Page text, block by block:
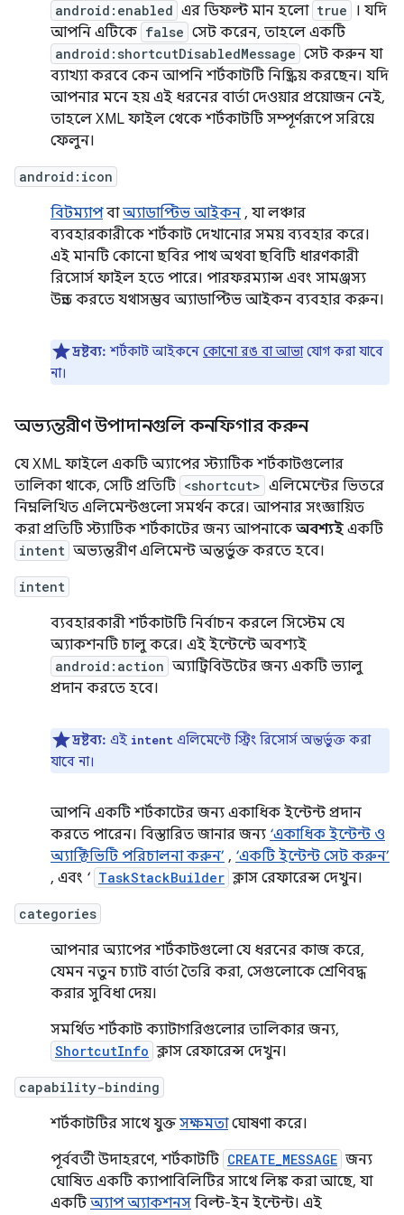
android:enabled এর ডিফল্ট মান হলো true
। যদি
আপনি এটিকে false সেট করেন, তাহলে একটি
android:shortcutDisabledMessage সেট করুন যা
ব্যাখ্যা করবে কেন আপনি শর্টকাটটি নিষ্ক্রিয় করছেন। যদি
আপনার মনে হয় এই ধরনের বার্তা দেওয়ার প্রয়োজন নেই,
তাহলে XML ফাইল থেকে শর্টকাটটি সম্পূর্ণরূপে সরিয়ে
ফেলুন।
android:icon
বিটম্যাপবাঅ্যাডাপ্টিভ আইকন , যা লঞ্চার
ব্যবহারকারীকে শর্টকাট দেখানোর সময় ব্যবহার করে।
এই মানটি কোনো ছবির পাথ অথবা ছবিটি ধারণকারী
রিসোর্স ফাইল হতে পারে। পারফরম্যান্স এবং সামঞ্জস্য
উন্নত করতে যথাসম্ভব অ্যাডাপ্টিভ আইকন ব্যবহার করুন।
দ্রষ্টব্য: শর্টকাট আইকনে কোনো রঙ বা আভাযোগ করা যাবে
না।
অভ্যন্তরীণ উপাদানগুলি কনফিগার করুন
যে XML ফাইলে একটি অ্যাপের স্ট্যাটিক শর্টকাটগুলোর
তালিকা থাকে, সেটি প্রতিটি <shortcut> এলিমেন্টের ভিতরে
নিম্নলিখিত এলিমেন্টগুলো সমর্থন করে। আপনার সংজ্ঞায়িত
করা প্রতিটি স্ট্যাটিক শর্টকাটের জন্য আপনাকে অবশ্যই একটি
intent অভ্যন্তরীণ এলিমেন্ট অন্তর্ভুক্ত করতে হবে।
intent
ব্যবহারকারী শর্টকাটটি নির্বাচন করলে সিস্টেম যে
অ্যাকশনটি চালু করে। এই ইন্টেন্টে অবশ্যই
android:action অ্যাট্রিবিউটের জন্য একটি ভ্যালু
প্রদান করতে হবে।
দ্রষ্টব্য: এই intent এলিমেন্টে স্ট্রিং রিসোর্স অন্তর্ভুক্ত করা
যাবে না।
আপনি একটি শর্টকাটের জন্য একাধিক ইন্টেন্ট প্রদান
করতে পারেন। বিস্তারিত জানার জন্য ‘একাধিক ইন্টেন্ট ও
অ্যাক্টিভিটি পরিচালনা করুন’ , ‘একটি ইন্টেন্ট সেট করুন’
, এবং ‘ TaskStackBuilder ক্লাস রেফারেন্স দেখুন।
categories
আপনার অ্যাপের শর্টকাটগুলো যে ধরনের কাজ করে,
যেমন নতুন চ্যাট বার্তা তৈরি করা, সেগুলোকে শ্রেণিবদ্ধ
করার সুবিধা দেয়।
সমর্থিত শর্টকাট ক্যাটাগরিগুলোর তালিকার জন্য,
ShortcutInfo ক্লাস রেফারেন্স দেখুন।
capability-binding
শর্টকাটটির সাথে যুক্তসক্ষমতাঘোষণা করে।
পূর্ববর্তী উদাহরণে, শর্টকাটটি CREATE_MESSAGE জন্য
ঘোষিত একটি ক্যাপাবিলিটির সাথে লিঙ্ক করা আছে, যা
একটি অ্যাপ অ্যাকশনস বিল্ট-ইন ইন্টেন্ট। এই